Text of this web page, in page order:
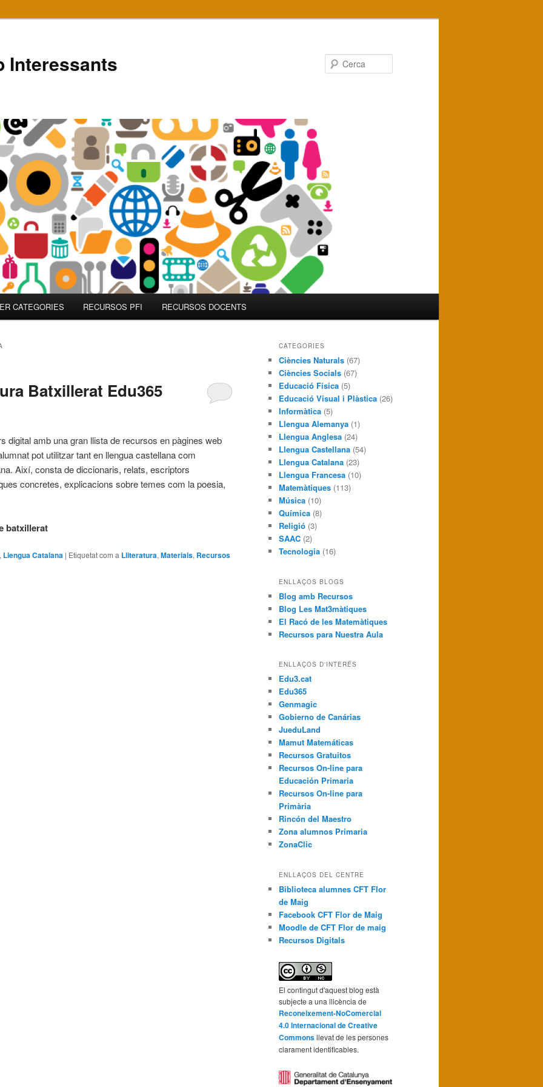
Interessants
CATEGORIES RECURSOS PFI RECURSOS DOCENTS
Batxillerat Edu365
digital amb una gran llista de recursos en pàgines web
pot utilitzar tant en llengua castellana com
Així, consta de diccionaris, relats, escriptors
concretes, explicacions sobre temes com la poesia,
batxillerat
, Llengua Catalana | Etiquetat com a Lliteratura, Materials, Recursos
CATEGORIES
Ciències Naturals (67)
Ciències Socials (67)
Educació Física (5)
Educació Visual i Plàstica (26)
Informàtica (5)
Llengua Alemanya (1)
Llengua Anglesa (24)
Llengua Castellana (54)
Llengua Catalana (23)
Llengua Francesa (10)
Matemàtiques (113)
Música (10)
Química (8)
Religió (3)
SAAC (2)
Tecnologia (16)
ENLLAÇOS BLOGS
Blog amb Recursos
Blog Les Mat3màtiques
El Racó de les Matemàtiques
Recursos para Nuestra Aula
ENLLAÇOS D'INTERÉS
Edu3.cat
Edu365
Genmagic
Gobierno de Canárias
JueduLand
Mamut Matemáticas
Recursos Gratuitos
Recursos On-line para
Educación Primaria
Recursos On-line para
Primària
Rincón del Maestro
Zona alumnos Primaria
ZonaClic
ENLLAÇOS DEL CENTRE
Biblioteca alumnes CFT Flor
de Maig
Facebook CFT Flor de Maig
Moodle de CFT Flor de maig
Recursos Digitals
El contingut d'aquest blog està
subjecte a una llicència de
Reconeixement-NoComercial
4.0 Internacional de Creative
Commonsllevat de les persones
clarament identificables.